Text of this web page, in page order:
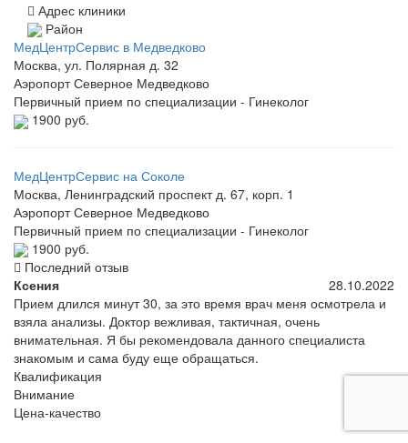
Адрес клиники
Район
МедЦентрСервис в Медведково
Москва, ул. Полярная д. 32
АэропортСеверное Медведково
Первичный прием по специализации - Гинеколог
1900 руб.
МедЦентрСервис на Соколе
Москва, Ленинградский проспект д. 67, корп. 1
АэропортСеверное Медведково
Первичный прием по специализации - Гинеколог
1900 руб.
Последний отзыв
Ксения
28.10.2022
Прием длился минут 30, за это время врач меня осмотрела и
взяла анализы. Доктор вежливая, тактичная, очень
внимательная. Я бы рекомендовала данного специалиста
знакомым и сама буду еще обращаться.
Квалификация
Внимание
Цена-качество